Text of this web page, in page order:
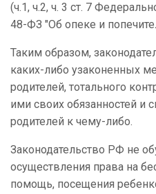
(ч.1, ч.2, ч. 3 ст. 7
48-ФЗ "Об опеке и
Таким образом,
каких-либо узаконенных
родителей, тотального
ими своих обязанностей и
родителей к чему-либо.
Законодательство РФ не
осуществления права на
помощь, посещения